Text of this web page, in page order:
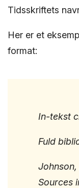
Tidsskriftets
Her er et
format:
In-tekst
Fuld
Sources